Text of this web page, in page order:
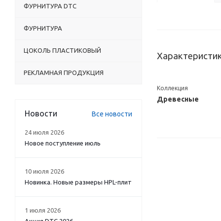
Коллекция
Древесные
ФУРНИТУРА DTC
ФУРНИТУРА
ЦОКОЛЬ ПЛАСТИКОВЫЙ
РЕКЛАМНАЯ ПРОДУКЦИЯ
Новости Все новости
24 июля 2026
Новое поступление июль
10 июля 2026
Новинка. Новые размеры HPL-плит
1 июля 2026